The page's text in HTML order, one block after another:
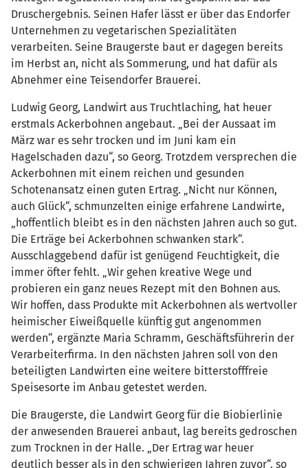
Druschergebnis. Seinen Hafer lässt er über das Endorfer
Unternehmen zu vegetarischen Spezialitäten
verarbeiten. Seine Braugerste baut er dagegen bereits
im Herbst an, nicht als Sommerung, und hat dafür als
Abnehmer eine Teisendorfer Brauerei.
Ludwig Georg, Landwirt aus Truchtlaching, hat heuer
erstmals Ackerbohnen angebaut. „Bei der Aussaat im
März war es sehr trocken und im Juni kam ein
Hagelschaden dazu“, so Georg. Trotzdem versprechen die
Ackerbohnen mit einem reichen und gesunden
Schotenansatz einen guten Ertrag. „Nicht nur Können,
auch Glück“, schmunzelten einige erfahrene Landwirte,
„hoffentlich bleibt es in den nächsten Jahren auch so gut.
Die Erträge bei Ackerbohnen schwanken stark“.
Ausschlaggebend dafür ist genügend Feuchtigkeit, die
immer öfter fehlt. „Wir gehen kreative Wege und
probieren ein ganz neues Rezept mit den Bohnen aus.
Wir hoffen, dass Produkte mit Ackerbohnen als wertvoller
heimischer Eiweißquelle künftig gut angenommen
werden“, ergänzte Maria Schramm, Geschäftsführerin der
Verarbeiterfirma. In den nächsten Jahren soll von den
beteiligten Landwirten eine weitere bitterstofffreie
Speisesorte im Anbau getestet werden.
Die Braugerste, die Landwirt Georg für die Biobierlinie
der anwesenden Brauerei anbaut, lag bereits gedroschen
zum Trocknen in der Halle. „Der Ertrag war heuer
deutlich besser als in den schwierigen Jahren zuvor“, so